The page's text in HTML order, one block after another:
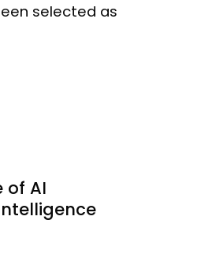
selected as
of AI